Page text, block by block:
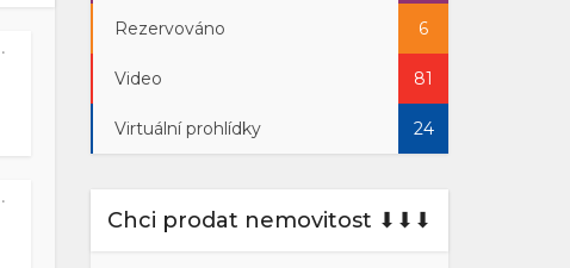
•
•
Rezervováno 6
Video 81
Virtuální prohlídky 24
Chci prodat nemovitost ⬇︎⬇︎⬇︎